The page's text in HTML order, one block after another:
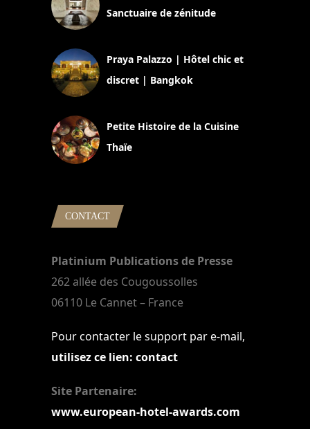
Sanctuaire de zénitude
Praya Palazzo | Hôtel chic et
discret | Bangkok
Petite Histoire de la Cuisine
Thaïe
CONTACT
Platinium Publications de Presse
262 allée des Cougoussolles
06110 Le Cannet – France
Pour contacter le support par e-mail,
utilisez ce lien: contact
Site Partenaire:
www.european-hotel-awards.com